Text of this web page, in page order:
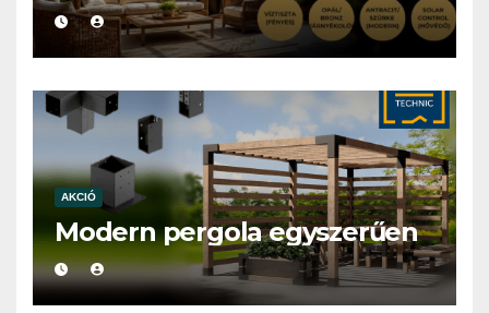
AKCIÓ
Modern pergola egyszerűen